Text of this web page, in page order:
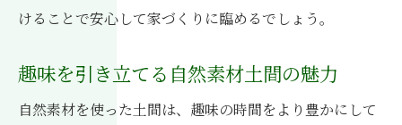
けることで安心して家づくりに臨めるでしょう。
趣味を引き立てる自然素材土間の魅力
自然素材を使った土間は、趣味の時間をより豊かにして